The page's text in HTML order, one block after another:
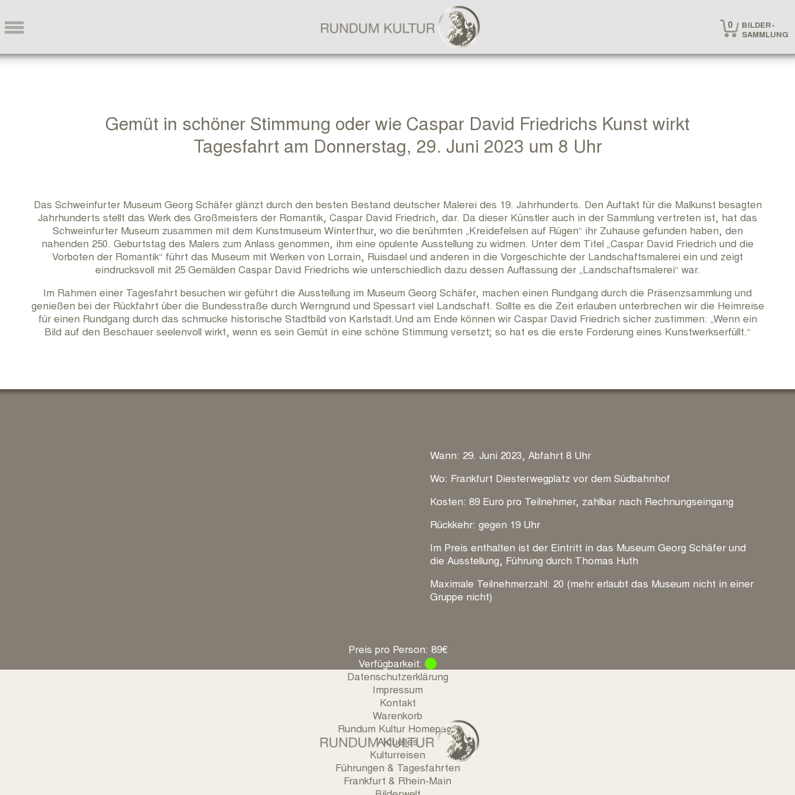
FÜHRUNGEN & TAGESFAHRTEN
BILDERWELT
BÜCHERWELT
KONTAKT
 BILDER-
SAMMLUNG
0
Gemüt in schöner Stimmung oder wie Caspar David Friedrichs Kunst wirkt
Tagesfahrt am Donnerstag, 29. Juni 2023 um 8 Uhr
Das Schweinfurter Museum Georg Schäfer glänzt durch den besten Bestand deutscher Malerei des 19. Jahrhunderts. Den Auftakt für die Malkunst besagten
Jahrhunderts stellt das Werk des Großmeisters der Romantik, Caspar David Friedrich, dar. Da dieser Künstler auch in der Sammlung vertreten ist, hat das
Schweinfurter Museum zusammen mit dem Kunstmuseum Winterthur, wo die berühmten „Kreidefelsen auf Rügen“ ihr Zuhause gefunden haben, den
nahenden 250. Geburtstag des Malers zum Anlass genommen, ihm eine opulente Ausstellung zu widmen. Unter dem Titel „Caspar David Friedrich und die
Vorboten der Romantik“ führt das Museum mit Werken von Lorrain, Ruisdael und anderen in die Vorgeschichte der Landschaftsmalerei ein und zeigt
eindrucksvoll mit 25 Gemälden Caspar David Friedrichs wie unterschiedlich dazu dessen Auffassung der „Landschaftsmalerei“ war.
Im Rahmen einer Tagesfahrt besuchen wir geführt die Ausstellung im Museum Georg Schäfer, machen einen Rundgang durch die Präsenzsammlung und
genießen bei der Rückfahrt über die Bundesstraße durch Werngrund und Spessart viel Landschaft. Sollte es die Zeit erlauben unterbrechen wir die Heimreise
für einen Rundgang durch das schmucke historische Stadtbild von Karlstadt.Und am Ende können wir Caspar David Friedrich sicher zustimmen: „Wenn ein
Bild auf den Beschauer seelenvoll wirkt, wenn es sein Gemüt in eine schöne Stimmung versetzt; so hat es die erste Forderung eines Kunstwerkserfüllt.“
Wann: 29. Juni 2023, Abfahrt 8 Uhr
Wo: Frankfurt Diesterwegplatz vor dem Südbahnhof
Kosten: 89 Euro pro Teilnehmer, zahlbar nach Rechnungseingang
Rückkehr: gegen 19 Uhr
Im Preis enthalten ist der Eintritt in das Museum Georg Schäfer und
die Ausstellung, Führung durch Thomas Huth
Maximale Teilnehmerzahl: 20 (mehr erlaubt das Museum nicht in einer
Gruppe nicht)
Preis pro Person: 89€
Verfügbarkeit:
Datenschutzerklärung
Impressum
Kontakt
Warenkorb
Rundum Kultur Homepage
Aktuelles
Kulturreisen
Führungen & Tagesfahrten
Frankfurt & Rhein-Main